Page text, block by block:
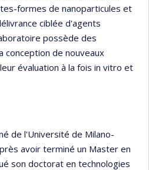
formes de nanoparticules et
ciblée d'agents
possède des
conception de nouveaux
évaluation à la fois in vitro et
de l'Université de Milano-
avoir terminé un Master en
son doctorat en technologies